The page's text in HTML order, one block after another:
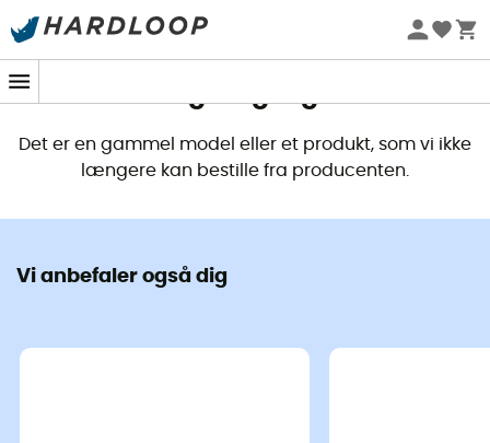
Dette produkt er ikke længere
Det er en gammel model eller et produkt, som vi ikke
længere kan bestille fra producenten.
Vi anbefaler også dig